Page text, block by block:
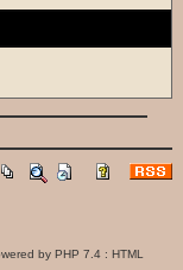
by PHP 7.4 : HTML